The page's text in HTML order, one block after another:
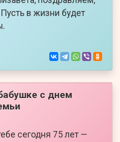
в жизни будет
с днем
сегодня 75 лет —